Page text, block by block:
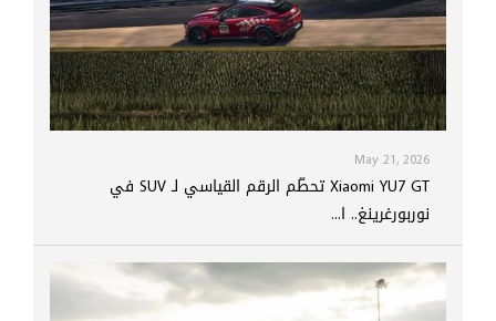
May 21, 2026
Xiaomi YU7 GT تحطّم الرقم القياسي لـ SUV في
نوربورغرينغ.. ا...